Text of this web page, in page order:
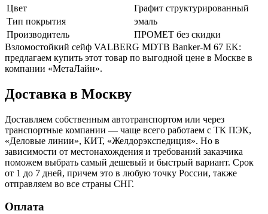
Цвет
Графит структурированный
Тип покрытия
эмаль
Производитель
ПРОМЕТ без скидки
Взломостойкий сейф VALBERG MDTB Banker-M 67 EK:
предлагаем купить этот товар по выгодной цене в Москве в
компании «МетаЛайн».
Доставка в Москву
Доставляем собственным автотранспортом или через
транспортные компании — чаще всего работаем с ТК ПЭК,
«Деловые линии», КИТ, «Желдорэкспедиция». Но в
зависимости от местонахождения и требований заказчика
поможем выбрать самый дешевый и быстрый вариант. Срок
от 1 до 7 дней, причем это в любую точку России, также
отправляем во все страны СНГ.
Оплата